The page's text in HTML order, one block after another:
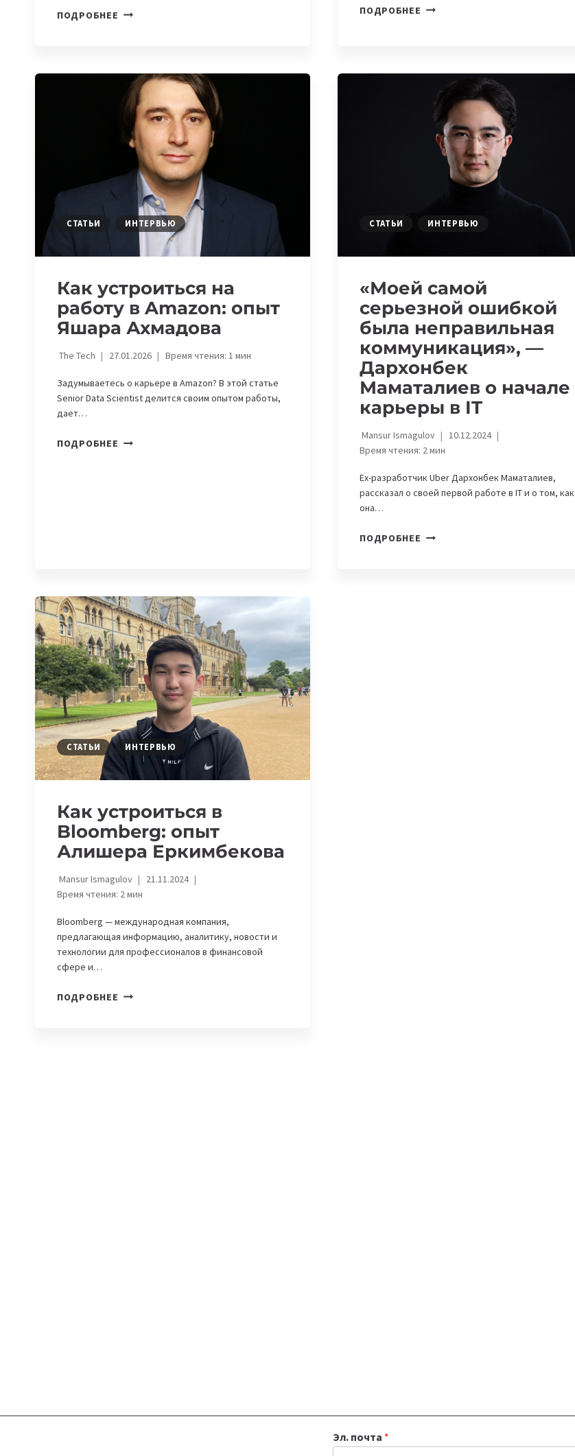
ПОДРОБНЕЕ КАК
СТРОИТ
МЕЖДУНАРОДНУЮ
КАРЬЕРУ
ЛОНДОНЕ
ПОДРОБНЕЕ КАК
HUAWEI.
ОПЫТ
МЕДЕТА
СЕРИКА
СТАТЬИ ИНТЕРВЬЮ
Как устроиться на
работу в Amazon: опыт
Яшара Ахмадова
The Tech 27.01.2026 Время чтения: 1мин
Задумываетесь о карьере в Amazon? В этой статье
Senior Data Scientist делится своим опытом работы,
дает…
ПОДРОБНЕЕ КАК
СТАТЬИ ИНТЕРВЬЮ
«Моей самой
серьезной ошибкой
была неправильная
коммуникация», —
Дархонбек
Маматалиев о начале
карьеры в IT
Mansur Ismagulov
10.12.2024
Время чтения: 2мин
Ex-разработчик Uber Дархонбек Маматалиев,
рассказал о своей первой работе в IT и о том, как
она…
ПОДРОБНЕЕ «МОЕЙ
СТАТЬИ ИНТЕРВЬЮ
Как устроиться в
Bloomberg: опыт
Алишера Еркимбекова
Mansur Ismagulov
21.11.2024
Время чтения: 2мин
Bloomberg — международная компания,
предлагающая информацию, аналитику, новости и
технологии для профессионалов в финансовой
сфере и…
ПОДРОБНЕЕ КАК
Эл. почта *